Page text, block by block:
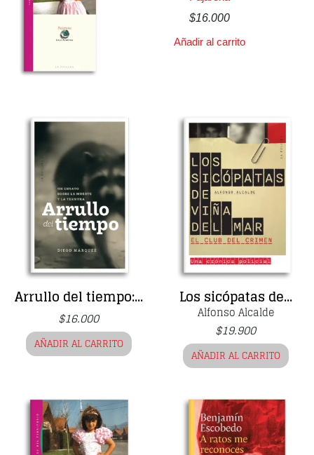
$16.000
Añadir al carrito
Arrullo del tiempo:...
$16.000
AÑADIR AL CARRITO
Los sicópatas de...
$19.900
Alfonso Alcalde
AÑADIR AL CARRITO